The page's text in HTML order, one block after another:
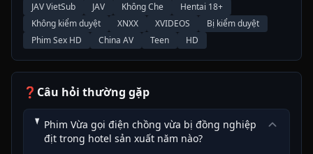
JAV VietSub JAV Không Che
Hentai 18+
Không kiểm duyệt
XNXX XVIDEOS
Bị kiểm duyệt
Phim Sex HD
China AV Teen HD
❓ Câu hỏi thường gặp
Phim Vừa gọi điện chồng vừa bị đồng nghiệp
địt trong hotel sản xuất năm nào?